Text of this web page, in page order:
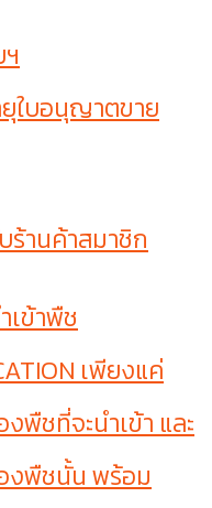
ใบอนุญาตขาย
ร้านค้าสมาชิก
เข้าพืช
เพียงแค่
พืชที่จะนำเข้า และ
งพืชนั้น พร้อม